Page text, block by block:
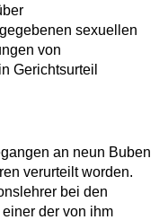
sexuellen
von
Gerichtsurteil
an neun Buben
verurteilt worden.
bei den
der von ihm